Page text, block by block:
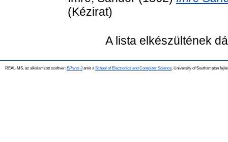
(Kézirat)
A lista elkészültének
REAL-MS, az alkalamzott szoftver: EPrints 3amit a School of Electronics and Computer Science , University of Southampton